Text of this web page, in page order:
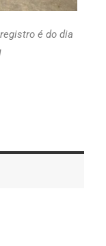
é do dia